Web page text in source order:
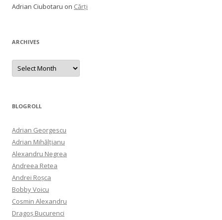
Adrian Ciubotaru on Cărți
ARCHIVES
Archives
BLOGROLL
Adrian Georgescu
Adrian Mihălțianu
Alexandru Negrea
Andreea Retea
Andrei Roșca
Bobby Voicu
Cosmin Alexandru
Dragoș Bucurenci